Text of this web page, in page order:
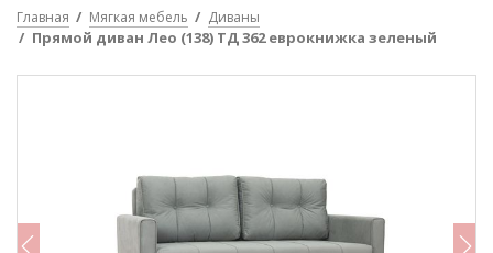
Главная Мягкая мебель Диваны
Прямой диван Лео (138) ТД 362 еврокнижка зеленый